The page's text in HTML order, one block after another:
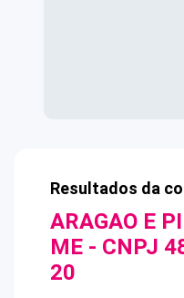
Resultados da
ARAGAO E
ME - CNPJ
20